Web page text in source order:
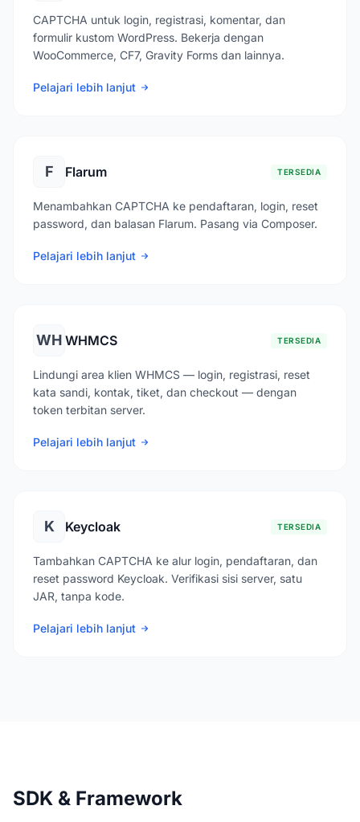
CAPTCHA untuk login, registrasi, komentar, dan
formulir kustom WordPress. Bekerja dengan
WooCommerce, CF7, Gravity Forms dan lainnya.
Pelajari lebih lanjut
F Flarum TERSEDIA
Menambahkan CAPTCHA ke pendaftaran, login, reset
password, dan balasan Flarum. Pasang via Composer.
Pelajari lebih lanjut
WH WHMCS TERSEDIA
Lindungi area klien WHMCS — login, registrasi, reset
kata sandi, kontak, tiket, dan checkout — dengan
token terbitan server.
Pelajari lebih lanjut
K Keycloak TERSEDIA
Tambahkan CAPTCHA ke alur login, pendaftaran, dan
reset password Keycloak. Verifikasi sisi server, satu
JAR, tanpa kode.
Pelajari lebih lanjut
SDK & Framework